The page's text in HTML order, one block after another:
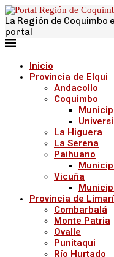
La Región de Coquimbo
portal
Inicio
Provincia de Elqui
Andacollo
Coquimbo
La Higuera
La Serena
Paihuano
Vicuña
Provincia de Limarí
Combarbalá
Monte Patria
Ovalle
Punitaqui
Río Hurtado